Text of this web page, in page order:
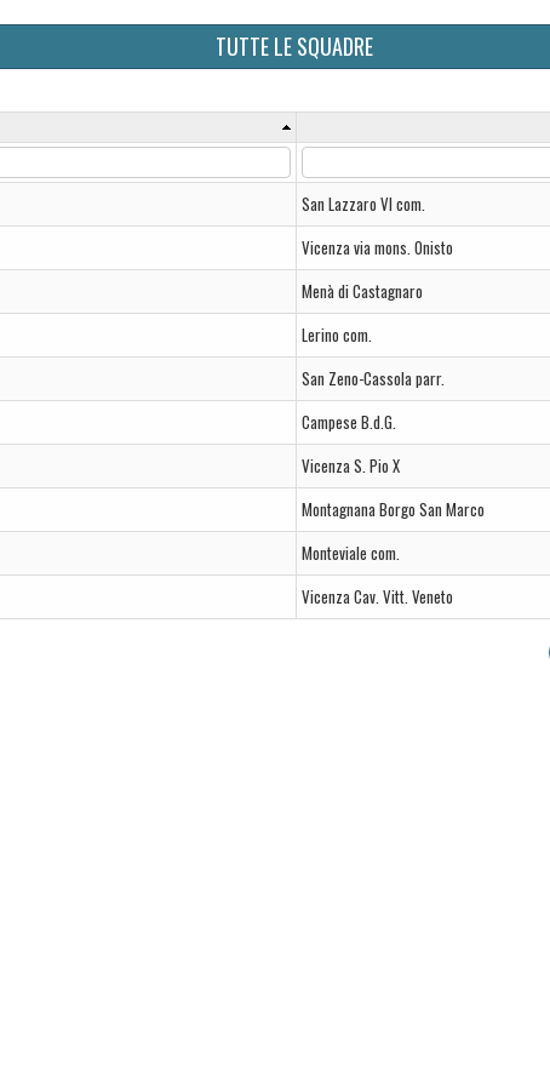
TUTTE LE SQUADRE
San Lazzaro VI com.
Vicenza via mons. Onisto
Menà di Castagnaro
Lerino com.
San Zeno-Cassola parr.
Campese B.d.G.
Vicenza S. Pio X
Montagnana Borgo San Marco
Monteviale com.
Vicenza Cav. Vitt. Veneto